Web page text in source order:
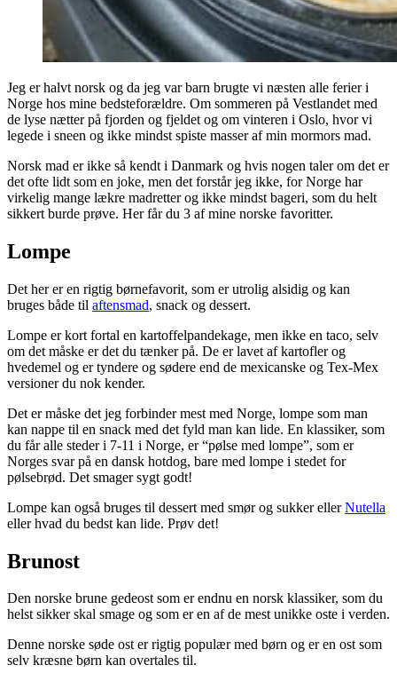
Jeg er halvt norsk og da jeg var barn brugte vi næsten alle ferier i
Norge hos mine bedsteforældre. Om sommeren på Vestlandet med
de lyse nætter på fjorden og fjeldet og om vinteren i Oslo, hvor vi
legede i sneen og ikke mindst spiste masser af min mormors mad.
Norsk mad er ikke så kendt i Danmark og hvis nogen taler om det er
det ofte lidt som en joke, men det forstår jeg ikke, for Norge har
virkelig mange lækre madretter og ikke mindst bageri, som du helt
sikkert burde prøve. Her får du 3 af mine norske favoritter.
Lompe
Det her er en rigtig børnefavorit, som er utrolig alsidig og kan
bruges både til aftensmad, snack og dessert.
Lompe er kort fortal en kartoffelpandekage, men ikke en taco, selv
om det måske er det du tænker på. De er lavet af kartofler og
hvedemel og er tyndere og sødere end de mexicanske og Tex-Mex
versioner du nok kender.
Det er måske det jeg forbinder mest med Norge, lompe som man
kan nappe til en snack med det fyld man kan lide. En klassiker, som
du får alle steder i 7-11 i Norge, er “pølse med lompe”, som er
Norges svar på en dansk hotdog, bare med lompe i stedet for
pølsebrød. Det smager sygt godt!
Lompe kan også bruges til dessert med smør og sukker ellerNutella
eller hvad du bedst kan lide. Prøv det!
Brunost
Den norske brune gedeost som er endnu en norsk klassiker, som du
helst sikker skal smage og som er en af de mest unikke oste i verden.
Denne norske søde ost er rigtig populær med børn og er en ost som
selv kræsne børn kan overtales til.